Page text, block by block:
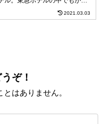
東急ホテルの新時代を感じさせ
2021.03.03
ぞ！
はありません。